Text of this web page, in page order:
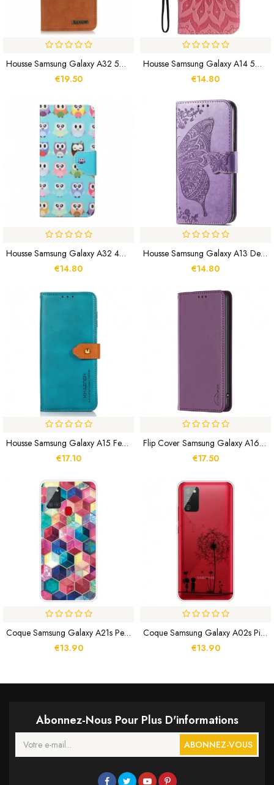
Housse Samsung Galaxy A32 5G Cuir Fendu Rétro KHAZNEH
€19.50
Housse Samsung Galaxy A14 5G / A14 Mandala Soleil Avec Lanière
€14.80
Housse Samsung Galaxy A32 4G Multiples Hiboux
€14.80
Housse Samsung Galaxy A13 Demi Papillons
€14.80
Housse Samsung Galaxy A15 Fermoir Doré KHAZNEH
€17.10
Flip Cover Samsung Galaxy A16 4G / 5G Style Cuir
€17.50
Coque Samsung Galaxy A21s Peinture
€13.90
Coque Samsung Galaxy A02s Pissenlit Love
€13.90
Abonnez-Nous Pour Plus D'informations
ABONNEZ-VOUS